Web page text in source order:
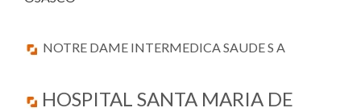
NOTRE DAME INTERMEDICA SAUDE S A
HOSPITAL SANTA MARIA DE